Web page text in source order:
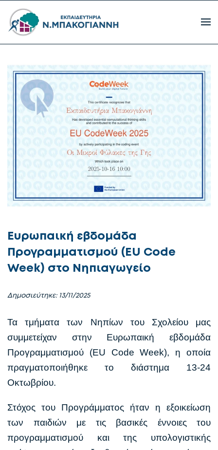
Ευρωπαική εβδομάδα
Προγραμματισμού (ΕU Code
Week) στο Νηπιαγωγείο
Δημοσιεύτηκε: 13/11/2025
Τα τμήματα των Νηπίων του Σχολείου μας
συμμετείχαν στην Ευρωπαική εβδομάδα
Προγραμματισμού (ΕU Code Week), η οποία
πραγματοποιήθηκε το διάστημα 13-24
Οκτωβρίου.
Στόχος του Προγράμματος ήταν η εξοικείωση
των παιδιών με τις βασικές έννοιες του
προγραμματισμού και της υπολογιστικής